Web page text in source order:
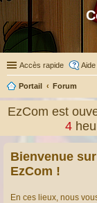
Accès rapide Aide
Portail Forum
EzCom est
4
Bienvenue
EzCom !
En ces lieux, nous